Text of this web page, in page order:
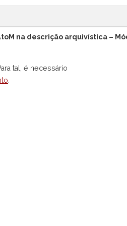
na descrição arquivística –
tal, é necessário